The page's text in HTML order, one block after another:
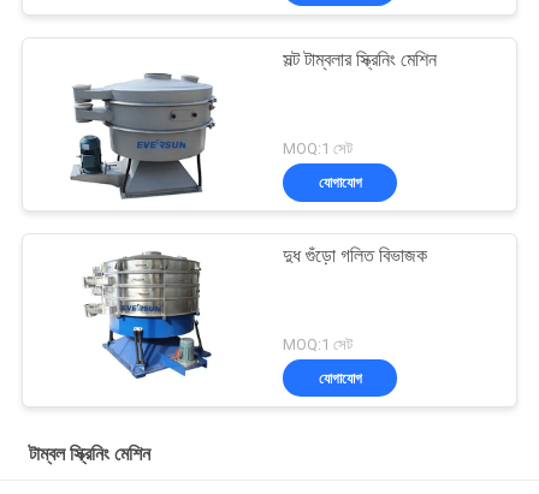
সল্ট টাম্বলার স্ক্রিনিং মেশিন
MOQ:1 সেট
যোগাযোগ
দুধ গুঁড়ো গলিত বিভাজক
MOQ:1 সেট
যোগাযোগ
টাম্বল স্ক্রিনিং মেশিন